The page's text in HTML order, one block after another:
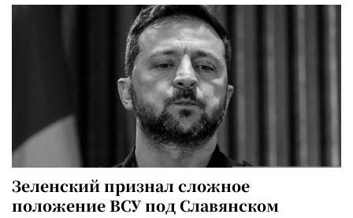
Зеленский признал сложное
положение ВСУ под Славянском